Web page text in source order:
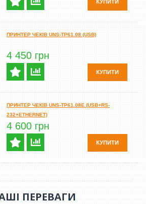
КУПИТИ
ПРИНТЕР ЧЕКІВ UNS-TP61.08 (USB)
4 450 грн
КУПИТИ
ПРИНТЕР ЧЕКІВ UNS-TP61.08E (USB+RS-
232+ETHERNET)
4 600 грн
КУПИТИ
ПЕРЕВАГИ